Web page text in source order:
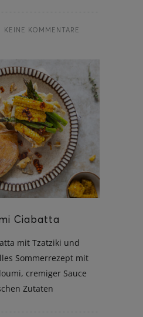
KEINE KOMMENTARE
Ciabatta
mit Tzatziki und
Sommerrezept mit
cremiger Sauce
Zutaten